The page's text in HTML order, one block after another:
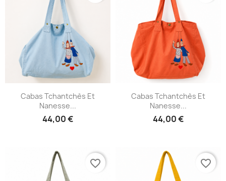
Cabas Tchantchès Et
Nanesse...
44,00 €
Cabas Tchantchès Et
Nanesse...
44,00 €
favorite_border favorite_border